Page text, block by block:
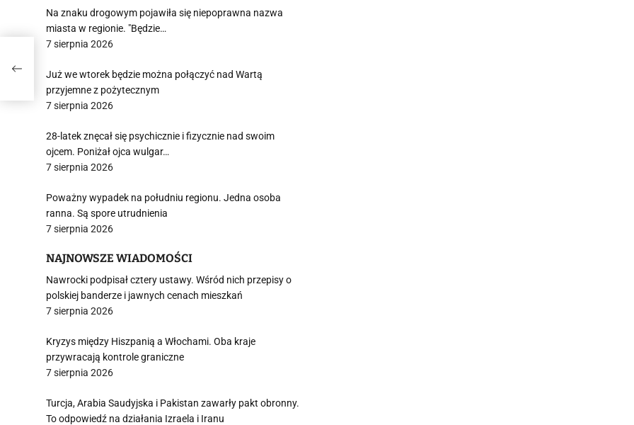
Na znaku drogowym pojawiła się niepoprawna nazwa
miasta w regionie. "Będzie…
7 sierpnia 2026
Już we wtorek będzie można połączyć nad Wartą
przyjemne z pożytecznym
7 sierpnia 2026
28-latek znęcał się psychicznie i fizycznie nad swoim
ojcem. Poniżał ojca wulgar…
7 sierpnia 2026
Poważny wypadek na południu regionu. Jedna osoba
ranna. Są spore utrudnienia
7 sierpnia 2026
NAJNOWSZE WIADOMOŚCI
Nawrocki podpisał cztery ustawy. Wśród nich przepisy o
polskiej banderze i jawnych cenach mieszkań
7 sierpnia 2026
Kryzys między Hiszpanią a Włochami. Oba kraje
przywracają kontrole graniczne
7 sierpnia 2026
Turcja, Arabia Saudyjska i Pakistan zawarły pakt obronny.
To odpowiedź na działania Izraela i Iranu